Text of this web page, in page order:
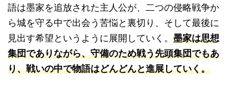
語は墨家を追放された主人公が、二つの侵略戦争か
ら城を守る中で出会う苦悩と裏切り、そして最後に
見出す希望というように展開していく。 墨家は思想
集団でありながら、守備のため戦う先頭集団でもあ
り、戦いの中で物語はどんどんと進展していく。